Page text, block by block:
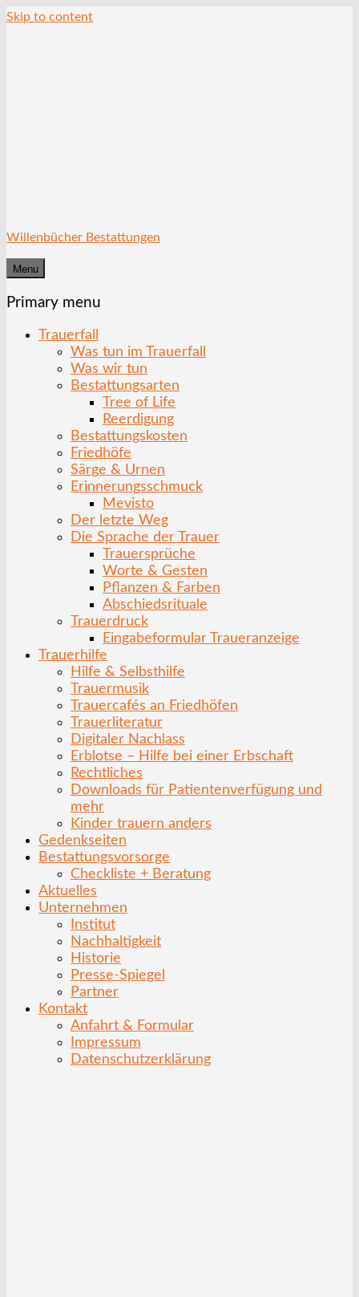
Skip to content
Willenbücher Bestattungen
Menu
Primary menu
Trauerfall
Was tun im Trauerfall
Was wir tun
Bestattungsarten
Tree of Life
Reerdigung
Bestattungskosten
Friedhöfe
Särge & Urnen
Erinnerungsschmuck
Mevisto
Der letzte Weg
Die Sprache der Trauer
Trauersprüche
Worte & Gesten
Pflanzen & Farben
Abschiedsrituale
Trauerdruck
Eingabeformular Traueranzeige
Trauerhilfe
Hilfe & Selbsthilfe
Trauermusik
Trauercafés an Friedhöfen
Trauerliteratur
Digitaler Nachlass
Erblotse – Hilfe bei einer Erbschaft
Rechtliches
Downloads für Patientenverfügung und
mehr
Kinder trauern anders
Gedenkseiten
Bestattungsvorsorge
Checkliste + Beratung
Aktuelles
Unternehmen
Institut
Nachhaltigkeit
Historie
Presse-Spiegel
Partner
Kontakt
Anfahrt & Formular
Impressum
Datenschutzerklärung